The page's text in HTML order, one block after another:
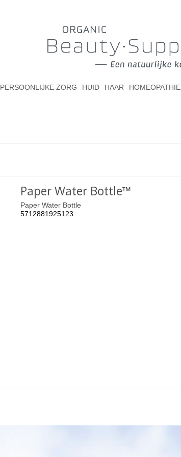
PERSOONLIJKE ZORG HUID HAAR HOMEOPATHIE
Paper Water Bottle™
Paper Water Bottle
5712881925123